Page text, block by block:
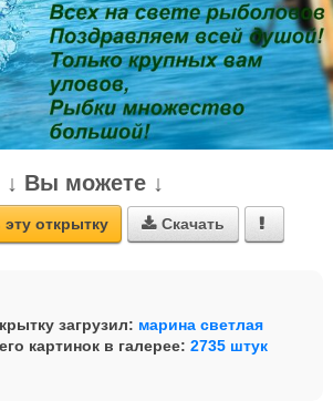
↓ Вы можете ↓
открытку  Скачать 
загрузил: марина светлая
картинок в галерее: 2735 штук